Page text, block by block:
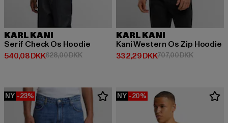
KARL KANI
Serif Check Os Hoodie
540,08 DKK
Nuværende pris: 540,08 DKK
628,00 DKKKampagnepris: 628,00 DKK
KARL KANI
Kani Western Os Zip Hoodie
332,29 DKK
Nuværende pris: 332,29 DKK
707,00 DKK
NY -23% NY -20%